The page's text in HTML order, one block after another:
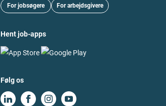
For jobsøgere For arbejdsgivere
Hent job-apps
Følg os